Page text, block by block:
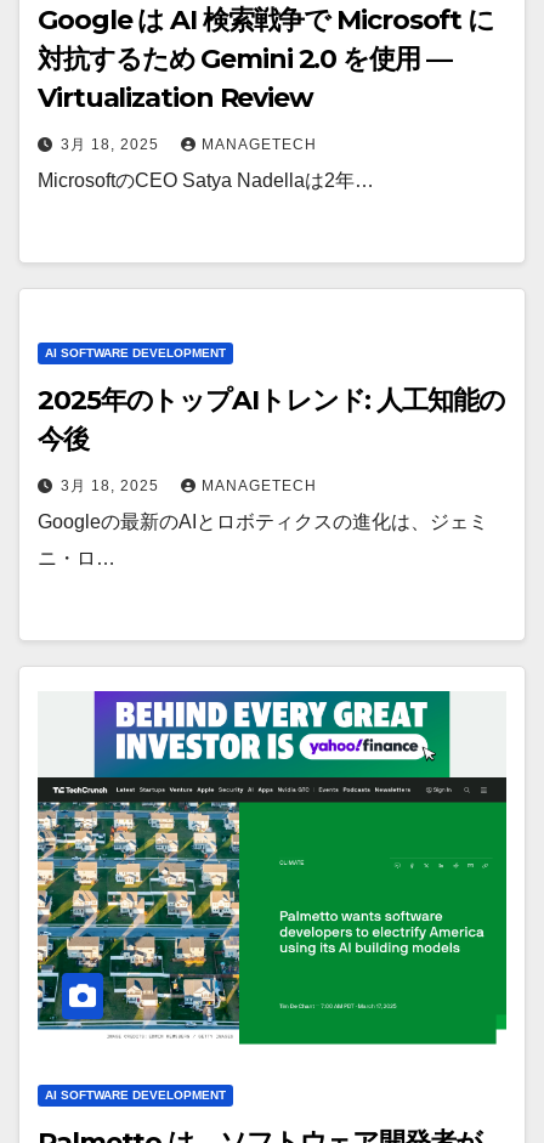
Google は AI 検索戦争で Microsoft に
対抗するため Gemini 2.0 を使用 —
Virtualization Review
3月 18, 2025 MANAGETECH
MicrosoftのCEO Satya Nadellaは2年…
AI SOFTWARE DEVELOPMENT
2025年のトップAIトレンド: 人工知能の
今後
3月 18, 2025 MANAGETECH
Googleの最新のAIとロボティクスの進化は、ジェミ
ニ・ロ…
AI SOFTWARE DEVELOPMENT